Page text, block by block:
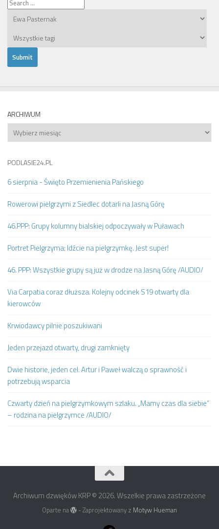
ARCHIWUM
Archiwum
PODLASIE24.PL
6 sierpnia - Święto Przemienienia Pańskiego
Rowerowi pielgrzymi z Siedlec dotarli na Jasną Górę
46.PPP: Grupy kolumny bialskiej odpoczywały w Puławach
Portret Pielgrzyma: Idźcie na pielgrzymkę. Jest super!
46. PPP: Wszystkie grupy są już w drodze na Jasną Górę /AUDIO/
Via Carpatia coraz dłuższa. Kolejny odcinek S19 otwarty dla
kierowców
Krwiodawcy pilnie poszukiwani
Jeden przejazd otwarty, drugi zamknięty
Dwie historie, jeden cel. Artur i Paweł walczą o sprawność i
potrzebują wsparcia
Czwarty dzień na pielgrzymkowym szlaku. „Mamy czas dla siebie”
– rodzina na pielgrzymce /AUDIO/
Archiwum dzwięków KRP © 2026. Wszelkie prawa zastrzeżone
Oparte na - Zaprojektowany z Motyw Hueman